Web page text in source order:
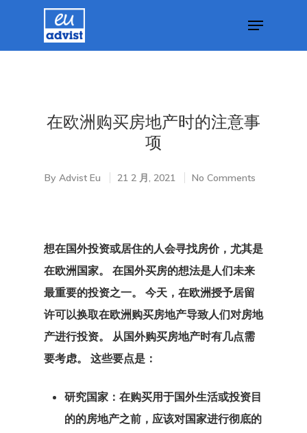
在欧洲购买房地产时的注意事
项
By Advist Eu 21 2 月, 2021 No Comments
想在国外投资或居住的人会寻找房价，尤其是
在欧洲国家。 在国外买房的想法是人们未来
最重要的投资之一。 今天，在欧洲授予居留
许可以换取在欧洲购买房地产导致人们对房地
产进行投资。 从国外购买房地产时有几点需
要考虑。 这些要点是：
研究国家：在购买用于国外生活或投资目
的的房地产之前，应该对国家进行彻底的